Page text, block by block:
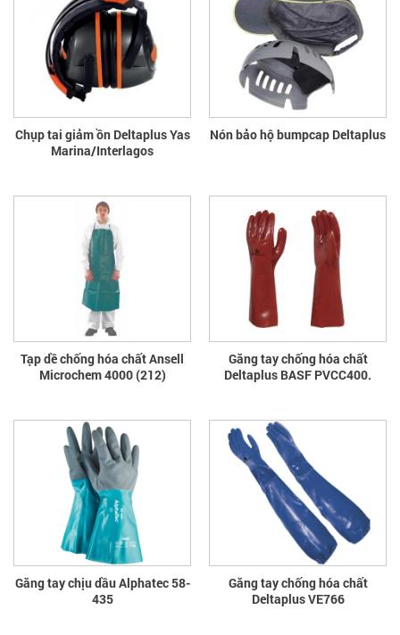
Chụp tai giảm ồn Deltaplus Yas
Marina/Interlagos
Nón bảo hộ bumpcap Deltaplus
Tạp dề chống hóa chất Ansell
Microchem 4000 (212)
Găng tay chống hóa chất
Deltaplus BASF PVCC400.
Găng tay chịu dầu Alphatec 58-
435
Găng tay chống hóa chất
Deltaplus VE766